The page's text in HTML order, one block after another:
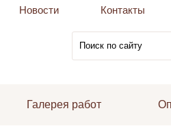
Новости Контакты
Галерея работ